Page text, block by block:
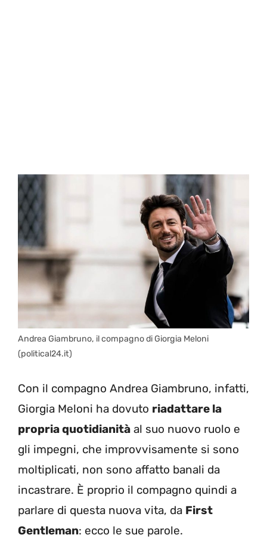
Andrea Giambruno, il compagno di Giorgia Meloni
(political24.it)
Con il compagno Andrea Giambruno, infatti,
Giorgia Meloni ha dovuto riadattare la
propria quotidianità al suo nuovo ruolo e
gli impegni, che improvvisamente si sono
moltiplicati, non sono affatto banali da
incastrare. È proprio il compagno quindi a
parlare di questa nuova vita, da First
Gentleman: ecco le sue parole.